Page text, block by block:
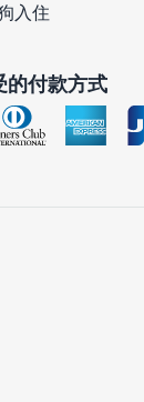
入住
的付款方式